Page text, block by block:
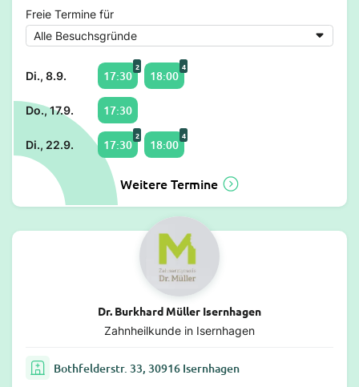
Freie Termine für
Di., 8.9. 17:30
2
18:00
4
Do., 17.9. 17:30
Di., 22.9. 17:30
2
18:00
4
Weitere Termine
Dr. Burkhard Müller Isernhagen
Zahnheilkunde in Isernhagen
Bothfelderstr. 33, 30916 Isernhagen